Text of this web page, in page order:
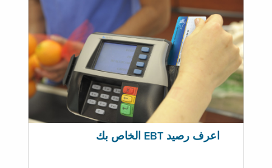
اعرف رصيد EBT الخاص بك